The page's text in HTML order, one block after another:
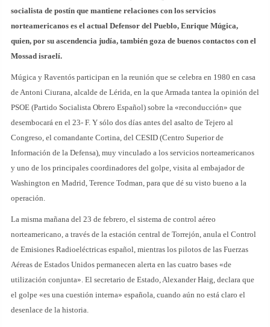
socialista de postín que mantiene relaciones con los servicios
norteamericanos es el actual Defensor del Pueblo, Enrique Múgica,
quien, por su ascendencia judía, también goza de buenos contactos con el
Mossad israelí.
Múgica y Raventós participan en la reunión que se celebra en 1980 en casa
de Antoni Ciurana, alcalde de Lérida, en la que Armada tantea la opinión del
PSOE (Partido Socialista Obrero Español) sobre la «reconducción» que
desembocará en el 23- F. Y sólo dos días antes del asalto de Tejero al
Congreso, el comandante Cortina, del CESID (Centro Superior de
Información de la Defensa), muy vinculado a los servicios norteamericanos
y uno de los principales coordinadores del golpe, visita al embajador de
Washington en Madrid, Terence Todman, para que dé su visto bueno a la
operación.
La misma mañana del 23 de febrero, el sistema de control aéreo
norteamericano, a través de la estación central de Torrejón, anula el Control
de Emisiones Radioeléctricas español, mientras los pilotos de las Fuerzas
Aéreas de Estados Unidos permanecen alerta en las cuatro bases «de
utilización conjunta». El secretario de Estado, Alexander Haig, declara que
el golpe «es una cuestión interna» española, cuando aún no está claro el
desenlace de la historia.